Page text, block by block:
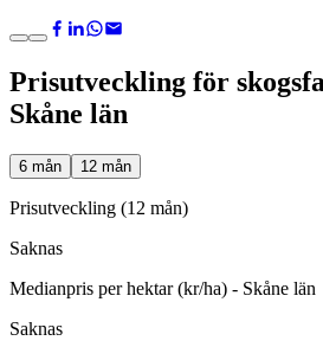
Prisutveckling för
Skåne län
6 mån 12 mån
Prisutveckling (12 mån)
Saknas
Medianpris per hektar (kr/ha) - Skåne län
Saknas